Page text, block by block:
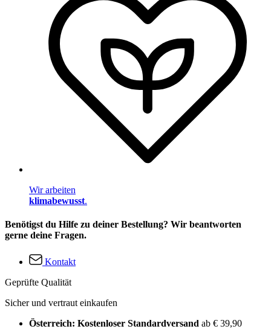
Wir arbeiten
klimabewusst.
Benötigst du Hilfe zu deiner Bestellung? Wir beantworten
gerne deine Fragen.
Kontakt
Geprüfte Qualität
Sicher und vertraut einkaufen
Österreich: Kostenloser Standardversand ab € 39,90